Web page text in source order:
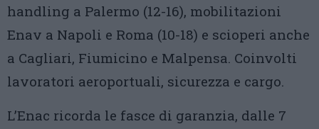
handling a Palermo (12-16), mobilitazioni
Enav a Napoli e Roma (10-18) e scioperi anche
a Cagliari, Fiumicino e Malpensa. Coinvolti
lavoratori aeroportuali, sicurezza e cargo.
L’Enac ricorda le fasce di garanzia, dalle 7